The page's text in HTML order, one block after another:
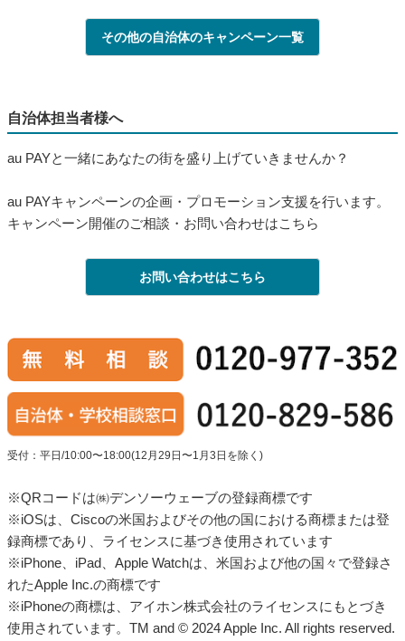
※QRコードは㈱デンソーウェーブの登録商標です
※iPhone、iPad、Apple Watchは、米国および他の国々で登録さ
れたApple Inc.の商標です
※iPhoneの商標は、アイホン株式会社のライセンスにもとづき
使用されています。TM and © 2024 Apple Inc. All rights reserved.
※Androidは、Google LLC の商標です
https://media.aupay.wallet.auone.jp/dominant/lp/202402_yatsushiro/
この記事に記載された情報は、掲載日時点のものです。
表記の金額は、特に記載のある場合を除きすべて税込です。
会社名、製品名は、一般に各社の商標または登録商標です。（ 商標につ